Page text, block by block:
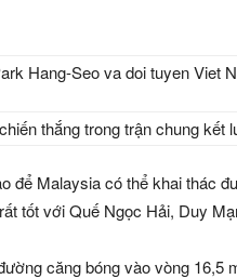
thắng trong trận chung kết
để Malaysia có thể khai thác
tốt với Quế Ngọc Hải, Duy
căng bóng vào vòng 16,5